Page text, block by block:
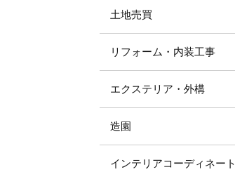
土地売買
リフォーム・内装工事
エクステリア・外構
造園
インテリアコーディネート